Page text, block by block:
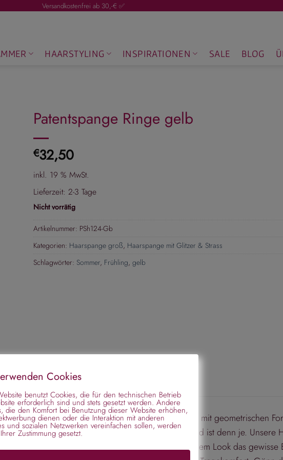
Versandkostenfrei ab 30,-€ ✅
HAARSTYLING INSPIRATIONEN SALE BLOG
Patentspange Ringe gelb
€32,50
inkl. 19 % MwSt.
Lieferzeit: 2-3 Tage
Nicht vorrätig
Artikelnummer: PSh124-Gb
Kategorien: Haarspange groß, Haarspange mit Glitzer & Strass
Schlagwörter: Sommer, Frühling, gelb
mit unserer handgefertigten Haarspange, verziert mit geometrischen
Hauch von Hippie-Stil, der heute mehr im Trend ist denn je. Unsere
Extravaganz aus. Ein garantierter Blickfang, der deinem Look das
Cookies
benutzt Cookies, die für den technischen Betrieb
erforderlich sind und stets gesetzt werden. Andere
die den Komfort bei Benutzung dieser Website erhöhen,
dienen oder die Interaktion mit anderen
und sozialen Netzwerken vereinfachen sollen, werden
Zustimmung gesetzt.